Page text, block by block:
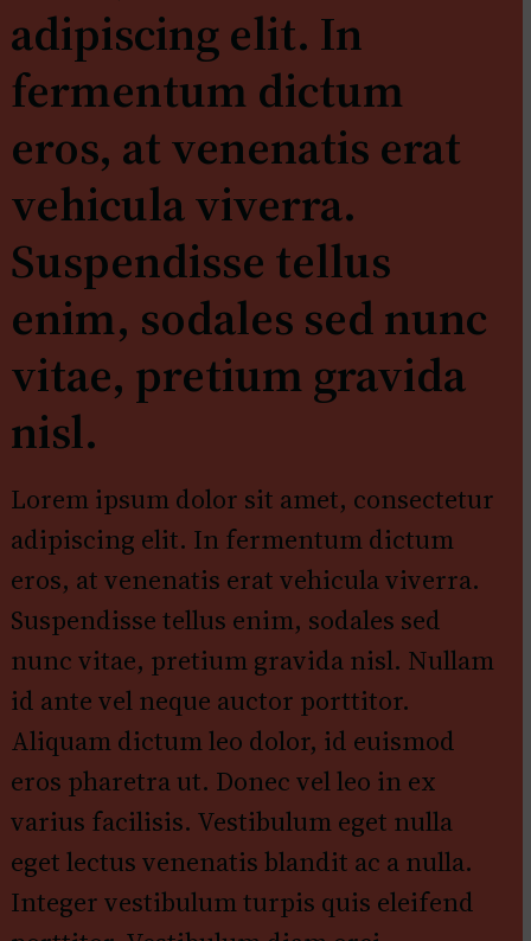
adipiscing elit. In
fermentum dictum
eros, at venenatis erat
vehicula viverra.
Suspendisse tellus
enim, sodales sed nunc
vitae, pretium gravida
nisl.
Lorem ipsum dolor sit amet, consectetur
adipiscing elit. In fermentum dictum
eros, at venenatis erat vehicula viverra.
Suspendisse tellus enim, sodales sed
nunc vitae, pretium gravida nisl. Nullam
id ante vel neque auctor porttitor.
Aliquam dictum leo dolor, id euismod
eros pharetra ut. Donec vel leo in ex
varius facilisis. Vestibulum eget nulla
eget lectus venenatis blandit ac a nulla.
Integer vestibulum turpis quis eleifend